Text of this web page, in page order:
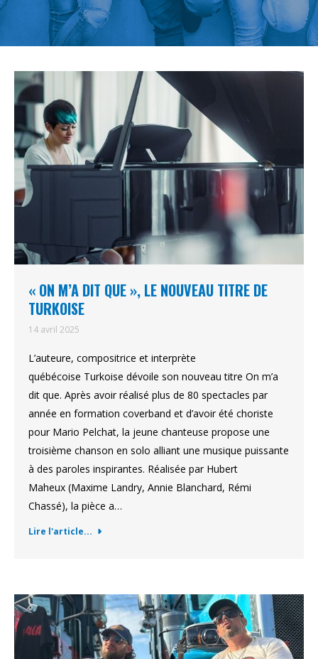
« ON M’A DIT QUE », LE NOUVEAU TITRE DE
TURKOISE
14 avril 2025
L’auteure, compositrice et interprète
québécoise Turkoise dévoile son nouveau titre On m’a
dit que. Après avoir réalisé plus de 80 spectacles par
année en formation coverband et d’avoir été choriste
pour Mario Pelchat, la jeune chanteuse propose une
troisième chanson en solo alliant une musique puissante
à des paroles inspirantes. Réalisée par Hubert
Maheux (Maxime Landry, Annie Blanchard, Rémi
Chassé), la pièce a…
Lire l'article...